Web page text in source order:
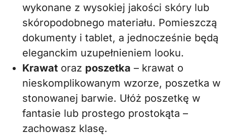
wykonane z wysokiej jakości skóry lub
skóropodobnego materiału. Pomieszczą
dokumenty i tablet, a jednocześnie będą
eleganckim uzupełnieniem looku.
Krawat oraz poszetka – krawat o
nieskomplikowanym wzorze, poszetka w
stonowanej barwie. Ułóż poszetkę w
fantasie lub prostego prostokąta –
zachowasz klasę.